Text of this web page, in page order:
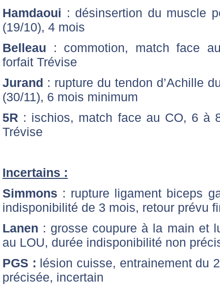
Hamdaoui : désinsertion du muscle
(19/10), 4 mois
Belleau : commotion, match face
forfait Trévise
Jurand : rupture du tendon d’Achille
(30/11), 6 mois minimum
5R : ischios, match face au CO, 6 à
Trévise
Incertains :
Simmons : rupture ligament biceps
indisponibilité de 3 mois, retour prévu
Lanen : grosse coupure à la main et
au LOU, durée indisponibilité non
PGS : lésion cuisse, entrainement du
précisée, incertain